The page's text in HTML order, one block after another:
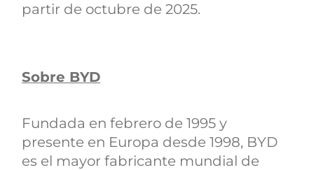
partir de octubre de 2025.
Sobre BYD
Fundada en febrero de 1995 y
presente en Europa desde 1998, BYD
es el mayor fabricante mundial de